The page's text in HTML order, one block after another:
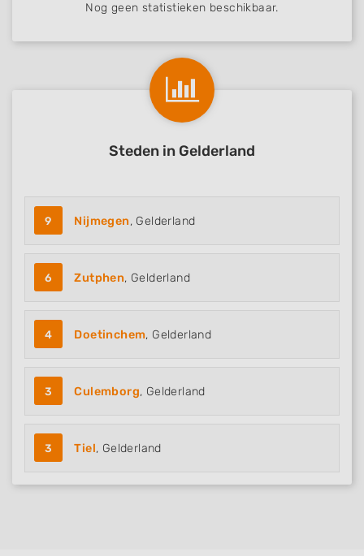
Nog geen statistieken beschikbaar.
Steden in Gelderland
9 Nijmegen, Gelderland
6 Zutphen, Gelderland
4 Doetinchem, Gelderland
3 Culemborg, Gelderland
3 Tiel, Gelderland